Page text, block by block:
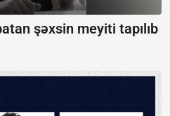
şəxsin meyiti tapılıb